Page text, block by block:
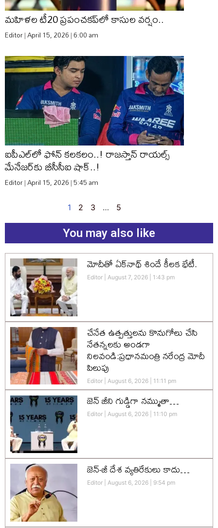
మహిళల టీ20 ప్రపంచకప్‌లో కాసుల వర్షం..
Editor April 15, 2026 6:00 am
ఐపీఎల్‌లో ఫోన్ కలకలం..! రాజస్తాన్ రాయల్స్
మేనేజర్‌కు బీసీసీఐ షాక్..!
Editor April 15, 2026 5:45 am
1 2 3 … 5
You may also like
మోదీతో ఏక్‌నాథ్ శిందే కీలక భేటీ.
Editor August 7, 2026 1:43 pm
చేనేత ఉత్పత్తులను కొనుగోలు చేసి
నేతన్నలకు అండగా
నిలవండి:ప్రధానమంత్రి నరేంద్ర మోదీ
పిలుపు
Editor August 6, 2026 11:11 pm
జెన్‌ జీని గుడ్డిగా నమ్ముతా…
Editor August 6, 2026 11:10 pm
జెన్-జీ దేశ వ్యతిరేకులు కాదు…
Editor August 6, 2026 9:54 pm